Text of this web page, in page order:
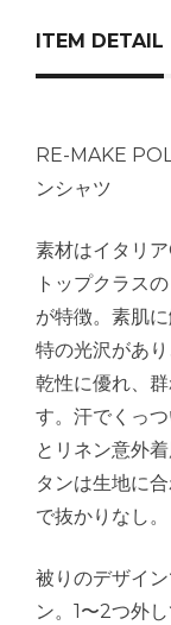
ITEM DETAIL
RE-MAKE
ンシャツ
素材はイタリ
トップクラス
が特徴。素肌
特の光沢があ
乾性に優れ、
す。汗でくっ
とリネン意外
タンは生地に
で抜かりなし。
被りのデザイ
ン。1〜2つ外